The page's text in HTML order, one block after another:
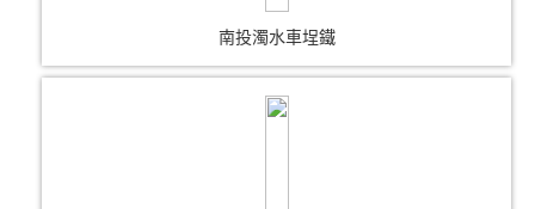
南投濁水車埕鐵